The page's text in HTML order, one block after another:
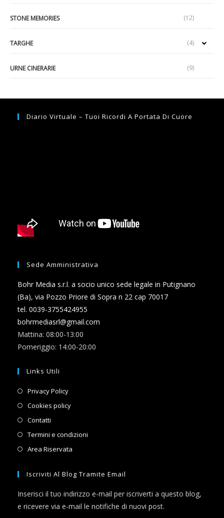
STONE MEMORIES (12)
TARGHE (4)
URNE CINERARIE (9)
Diario Virtuale – Tuoi Ricordi A Portata Di Cuore
Sede Amministrativa
Bohr Media s.r.l. a socio unico sede legale in Putignano
(Ba), via Pozzo Priore di Sopra n 22 cap 70017
tel. 0039-3755424955
bohrmediasrl@gmail.com
Mattina: 08:00-13:00
Pomeriggio: 14:00-20:00
Links Utili
Privacy PolicyOpens
in
tab
Cookies policyOpens
tab
Contatti
in
Termini e condizioni
new
Area Riservata
a
tab
Iscriviti Al Blog Tramite Email
Inserisci il tuo indirizzo e-mail per iscriverti a questo blog,
e ricevere via e-mail le notifiche di nuovi post.